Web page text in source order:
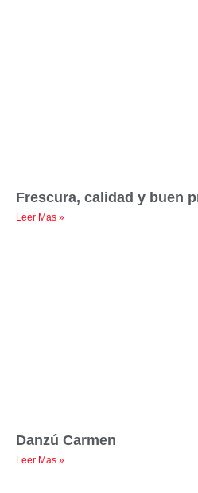
Frescura, calidad y buen
Leer Mas »
Danzú Carmen
Leer Mas »